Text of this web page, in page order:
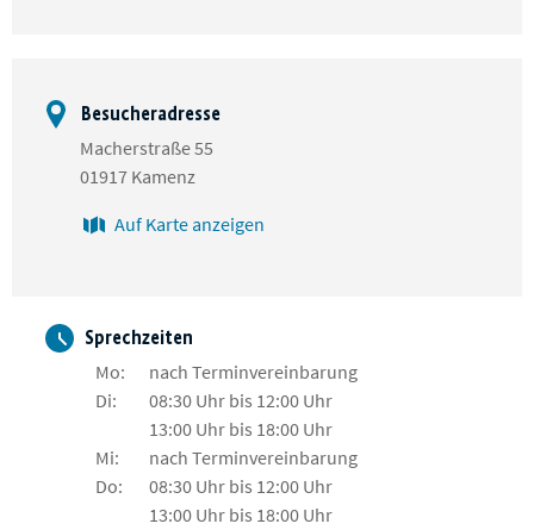
Besucheradresse
Macherstraße 55
01917 Kamenz
Auf Karte anzeigen
Sprechzeiten
Mo:
nach Terminvereinbarung
Di:
08:30 Uhr bis 12:00 Uhr
13:00 Uhr bis 18:00 Uhr
Mi:
nach Terminvereinbarung
Do:
08:30 Uhr bis 12:00 Uhr
13:00 Uhr bis 18:00 Uhr